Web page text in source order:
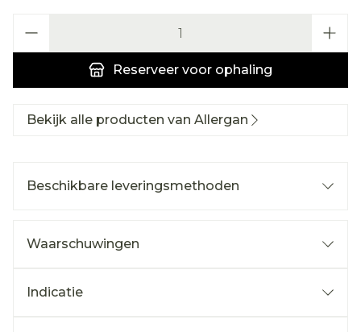
Reserveer voor ophaling
Bekijk alle producten van Allergan
Beschikbare leveringsmethoden
Waarschuwingen
Indicatie